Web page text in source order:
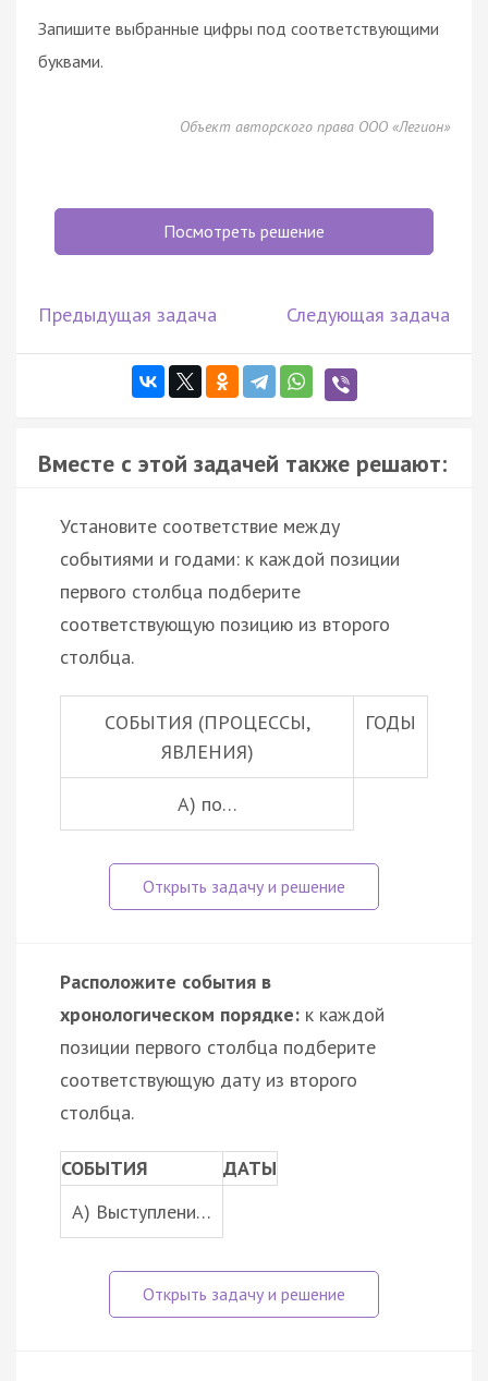
Запишите выбранные цифры под соответствующими
буквами.
Объект авторского права ООО «Легион»
Посмотреть решение
Предыдущая задача Следующая задача
Вместе с этой задачей также решают:
Установите соответствие между
событиями и годами: к каждой позиции
первого столбца подберите
соответствующую позицию из второго
столбца.
СОБЫТИЯ (ПРОЦЕССЫ,
ЯВЛЕНИЯ)
ГОДЫ
А) по…
Расположите события в
хронологическом порядке: к каждой
позиции первого столбца подберите
соответствующую дату из второго
столбца.
СОБЫТИЯ
ДАТЫ
A) Выступлени…